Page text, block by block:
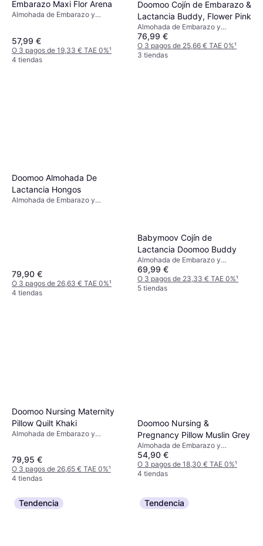
Embarazo Maxi Flor Arena
Almohada de Embarazo y
57,99 €
O 3 pagos de 19,33 € TAE 0%¹
4 tiendas
Doomoo Cojín de Embarazo &
Lactancia Buddy, Flower Pink
Almohada de Embarazo y
Lactancia, Material: Elastano,
Algodón
76,99 €
O 3 pagos de 25,66 € TAE 0%¹
3 tiendas
Doomoo Almohada De
Lactancia Hongos
Almohada de Embarazo y
79,90 €
O 3 pagos de 26,63 € TAE 0%¹
4 tiendas
Babymoov Cojín de
Lactancia Doomoo Buddy
Almohada de Embarazo y
Lactancia, Beige, Material:
Algodón
69,99 €
O 3 pagos de 23,33 € TAE 0%¹
5 tiendas
Doomoo Nursing Maternity
Pillow Quilt Khaki
Almohada de Embarazo y
79,95 €
O 3 pagos de 26,65 € TAE 0%¹
4 tiendas
Doomoo Nursing &
Pregnancy Pillow Muslin Grey
Almohada de Embarazo y
Lactancia, Gris, Material: Elastano,
Algodón
54,90 €
O 3 pagos de 18,30 € TAE 0%¹
4 tiendas
Tendencia Tendencia